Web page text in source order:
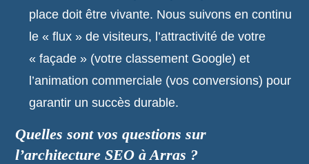
place doit être vivante. Nous suivons en continu
le « flux » de visiteurs, l’attractivité de votre
« façade » (votre classement Google) et
l’animation commerciale (vos conversions) pour
garantir un succès durable.
Quelles sont vos questions sur
l’architecture SEO à Arras ?